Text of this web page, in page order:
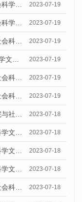
7月13日《时代在线》报道我院与社会科学文献出版社联合发布了《广州蓝皮书：广州城乡融合发展报告（2023）》的媒体文章 2023-07-19
7月13日《信息时报》报道我院与社会科学文献出版社联合发布了《广州蓝皮书：广州城乡融合发展报告（2023）》的媒体文章 2023-07-19
7月13日《中国新闻网》报道我院与社会科学文献出版社联合发布了《广州蓝皮书：广州城乡融合发展报告（2023）》的媒体文章 2023-07-19
7月13日《南方+》报道我院与社会科学文献出版社联合发布了《广州蓝皮书：广州城乡融合发展报告（2023）》的媒体文章 2023-07-19
7月13日《中国发展网》报道我院与社会科学文献出版社联合发布了《广州蓝皮书：广州城乡融合发展报告（2023）》的媒体文章 2023-07-19
7月13日《中国发展网》报道我院与社会科学文献出版社联合发布了《广州蓝皮书：广州城乡融合发展报告（2023）》的媒体文章 2023-07-19
7月13日《中国社会科学网》报道我院与社会科学文献出版社联合发布了《广州蓝皮书：广州城乡融合发展报告（2023）》的媒体文章 2023-07-18
7月13日《强国号》报道我院与社会科学文献出版社联合发布了《广州蓝皮书：广州城乡融合发展报告（2023）》的媒体文章 2023-07-18
7月13日《强国号》报道我院与社会科学文献出版社联合发布了《广州蓝皮书：广州城乡融合发展报告（2023）》的媒体文章 2023-07-18
7月13日《强国号》报道我院与社会科学文献出版社联合发布了《广州蓝皮书：广州城乡融合发展报告（2023）》的媒体文章 2023-07-18
7月13日《中国新闻网》报道我院与社会科学文献出版社联合发布了《广州蓝皮书：广州经济发展报告（2023）》的媒体文章 2023-07-18